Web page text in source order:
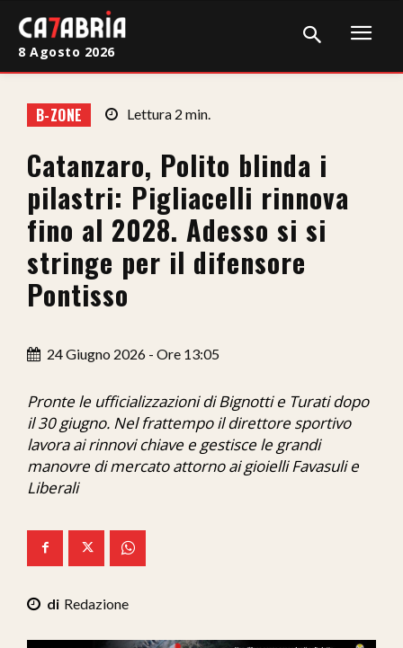
Cronaca
Giudiziaria
Politica
Sport
Attualità
Ita-Mondo
C7 Play
We Calabria
Mix Zone
8 Agosto 2026
B-ZONE Lettura 2 min.
Catanzaro, Polito blinda i
pilastri: Pigliacelli rinnova
fino al 2028. Adesso si si
stringe per il difensore
Pontisso
24 Giugno 2026 - Ore 13:05
Pronte le ufficializzazioni di Bignotti e Turati dopo
il 30 giugno. Nel frattempo il direttore sportivo
lavora ai rinnovi chiave e gestisce le grandi
manovre di mercato attorno ai gioielli Favasuli e
Liberali
Redazione